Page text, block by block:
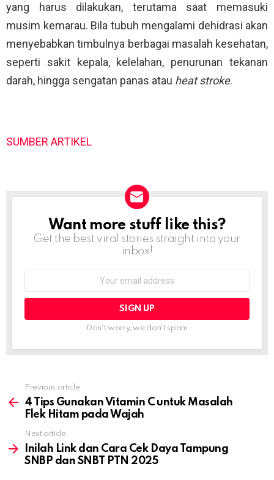
yang harus dilakukan, terutama saat memasuki
musim kemarau. Bila tubuh mengalami dehidrasi akan
menyebabkan timbulnya berbagai masalah kesehatan,
seperti sakit kepala, kelelahan, penurunan tekanan
darah, hingga sengatan panas atau heat stroke.
SUMBER ARTIKEL
NEWSLETTER
Want more stuff like this?
Get the best viral stories straight into your
inbox!
Don't worry, we don't spam
more
Previous article
4 Tips Gunakan Vitamin C untuk Masalah
Flek Hitam pada Wajah
Next article
Inilah Link dan Cara Cek Daya Tampung
SNBP dan SNBT PTN 2025